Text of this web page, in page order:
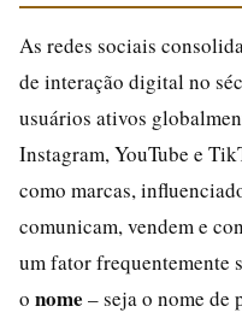
As redes sociais
de interação digital no
usuários ativos
Instagram, YouTube e
como marcas,
comunicam, vendem e
um fator frequentemente
o nome – seja o nome de